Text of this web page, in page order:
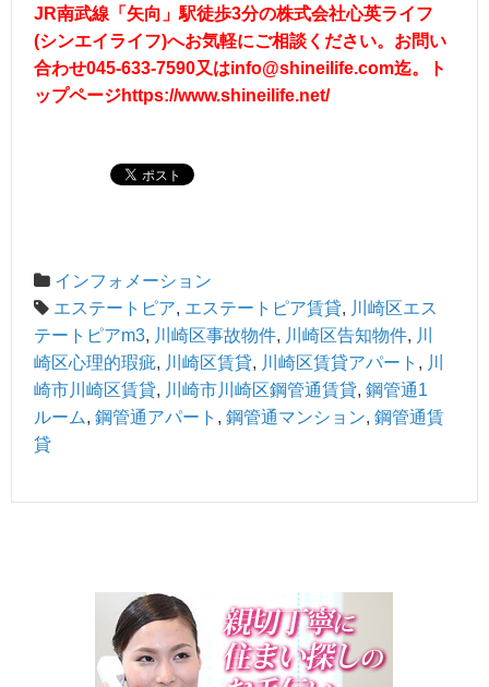
JR南武線「矢向」駅徒歩3分の株式会社心英ライフ
(シンエイライフ)へお気軽にご相談ください。お問い
合わせ045-633-7590又はinfo@shineilife.com迄。ト
ップページhttps://www.shineilife.net/
インフォメーション
エステートピア, エステートピア賃貸, 川崎区エス
テートピアm3, 川崎区事故物件, 川崎区告知物件, 川
崎区心理的瑕疵, 川崎区賃貸, 川崎区賃貸アパート , 川
崎市川崎区賃貸, 川崎市川崎区鋼管通賃貸, 鋼管通1
ルーム, 鋼管通アパート , 鋼管通マンション, 鋼管通賃
貸